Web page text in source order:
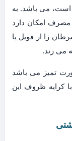
می باشد. به
مصرف امکان دارد
زا از فویل یا
می زند.
تمیز می باشد
کرایه ظروف این